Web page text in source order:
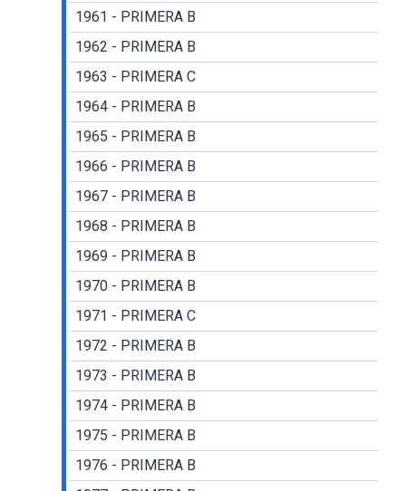
1961 - PRIMERA B
1962 - PRIMERA B
1963 - PRIMERA C
1964 - PRIMERA B
1965 - PRIMERA B
1966 - PRIMERA B
1967 - PRIMERA B
1968 - PRIMERA B
1969 - PRIMERA B
1970 - PRIMERA B
1971 - PRIMERA C
1972 - PRIMERA B
1973 - PRIMERA B
1974 - PRIMERA B
1975 - PRIMERA B
1976 - PRIMERA B